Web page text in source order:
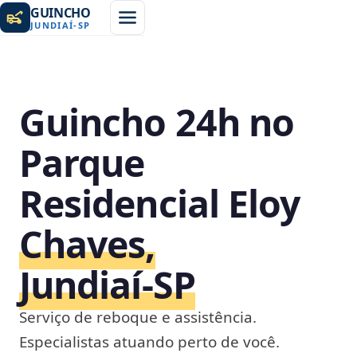
GUINCHO
JUNDIAÍ-SP
Guincho 24h no
Parque
Residencial Eloy
Chaves,
Jundiaí‑SP
Serviço de reboque e assistência.
Especialistas atuando perto de você.